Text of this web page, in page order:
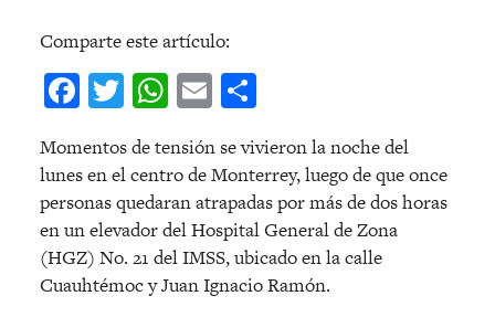
Comparte este artículo:
Facebook
Twitter
WhatsApp
Email
Momentos de tensión se vivieron la noche del
lunes en el centro de Monterrey, luego de que once
personas quedaran atrapadas por más de dos horas
en un elevador del Hospital General de Zona
(HGZ) No. 21 del IMSS, ubicado en la calle
Cuauhtémoc y Juan Ignacio Ramón.